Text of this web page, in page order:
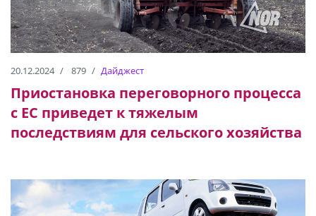
20.12.2024 879 Дайджест
Приостановка переговорного процесса
с ЕС приведет к тяжелым
последствиям для сельского хозяйства